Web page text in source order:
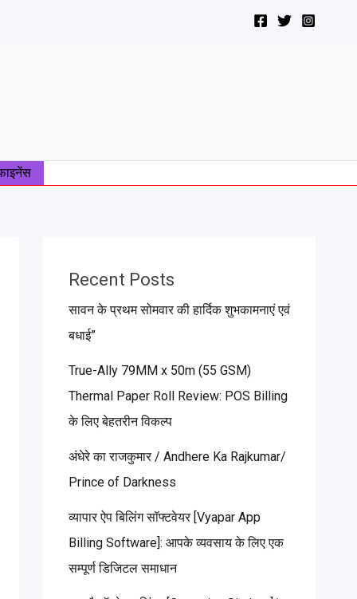
Recent Posts
सावन के प्रथम सोमवार की हार्दिक शुभकामनाएं एवं
बधाई”
True-Ally 79MM x 50m (55 GSM)
Thermal Paper Roll Review: POS Billing
के लिए बेहतरीन विकल्प
अंधेरे का राजकुमार / Andhere Ka Rajkumar/
Prince of Darkness
व्यापार ऐप बिलिंग सॉफ्टवेयर [Vyapar App
Billing Software]: आपके व्यवसाय के लिए एक
सम्पूर्ण डिजिटल समाधान